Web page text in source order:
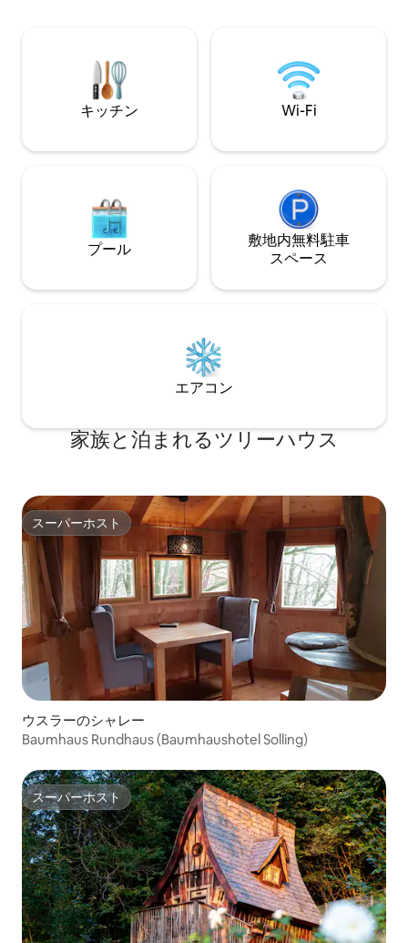
rapaces et autres animaux sauvages
complètent cette immersion au plus
près de la nature.
さい： ベッド/マットレス/断熱マット、
掛け布団は用意さ
参ください。
キッチン Wi-Fi
プール
敷地内無料駐⁠車
ス⁠ペ⁠ー⁠ス
エアコン
家族と泊まれるツリーハウス
スーパーホスト
スーパーホスト
ウスラーのシャレー
Baumhaus Rundhaus (Baumhaushotel Solling)
スーパーホスト
スーパーホスト